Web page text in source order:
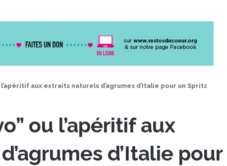
aux extraits naturels d’agrumes d’Italie pour un Spritz
ou l’apéritif aux
d’Italie pour